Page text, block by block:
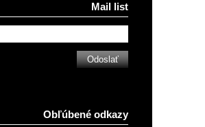
Mail list
Obľúbené odkazy